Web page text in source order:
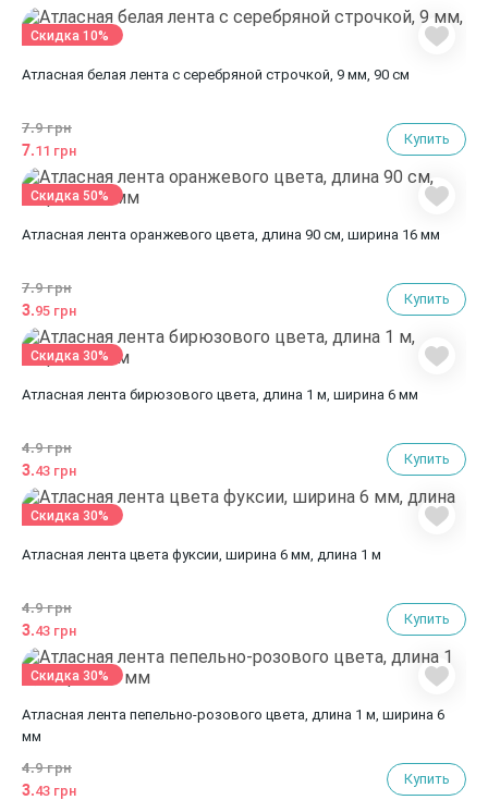
Атласная белая лента с серебряной строчкой, 9 мм, 90 см
7.9 грн
7.11 грн
Купить
Скидка 10%
Атласная лента оранжевого цвета, длина 90 см, ширина 16 мм
7.9 грн
3.95 грн
Купить
Скидка 50%
Атласная лента бирюзового цвета, длина 1 м, ширина 6 мм
4.9 грн
3.43 грн
Купить
Скидка 30%
Атласная лента цвета фуксии, ширина 6 мм, длина 1 м
4.9 грн
3.43 грн
Купить
Скидка 30%
Атласная лента пепельно-розового цвета, длина 1 м, ширина 6
мм
4.9 грн
3.43 грн
Купить
Скидка 30%